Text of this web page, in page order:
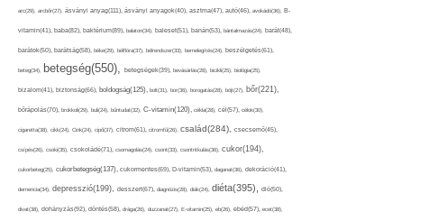
arc(29), arcbőr(27), ásványi anyag(111), ásványi anyagok(40), asztma(47), autó(46), avokádó(36), B-
vitamin(41), baba(82), baktérium(89), balaton(34), baleset(51), banán(53), bántalmazás(24), barát(48),
barátok(50), barátság(58), béke(29), bélflóra(37), bélrendszer(33), bemelegítés(24), beszélgetés(61),
beteg(34), betegség(550), betegségek(39), bevásárlás(28), bicikli(25), biológia(25),
bizalom(41), biztonság(66), boldogság(125), bolt(31), bor(36), borogatás(28), böjt(27), bőr(221),
bőrápolás(70), brokkoli(29), buli(24), bűntudat(32), C-vitamin(120), cékla(28), cél(57), célok(30),
cigaretta(38), cikk(24), Cink(24), cipő(37), citrom(61), citromfű(26), család(284), csecsemő(45),
csípés(26), csoki(35), csokoládé(71), csomagolás(24), csont(33), csontritkulás(36), cukor(194),
cukorbeteg(25), cukorbetegség(137), cukormentes(69), D-vitamin(53), daganat(36), dekoráció(41),
demencia(34), depresszió(199), desszert(67), diagnózis(28), diák(24), diéta(395), dió(50),
divat(38), dohányzás(92), döntés(58), drága(26), duzzanat(27), E-vitamin(25), eb(26), ebéd(57), ecet(38),